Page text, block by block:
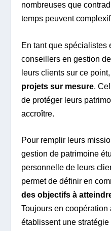
nombreuses que
temps peuvent
En tant que spécialistes
conseillers en gestion
leurs clients sur ce
projets sur mesure.
de protéger leurs
accroître.
Pour remplir leurs
gestion de patrimoine
personnelle de leurs
permet de définir en
des objectifs à
Toujours en
établissent une